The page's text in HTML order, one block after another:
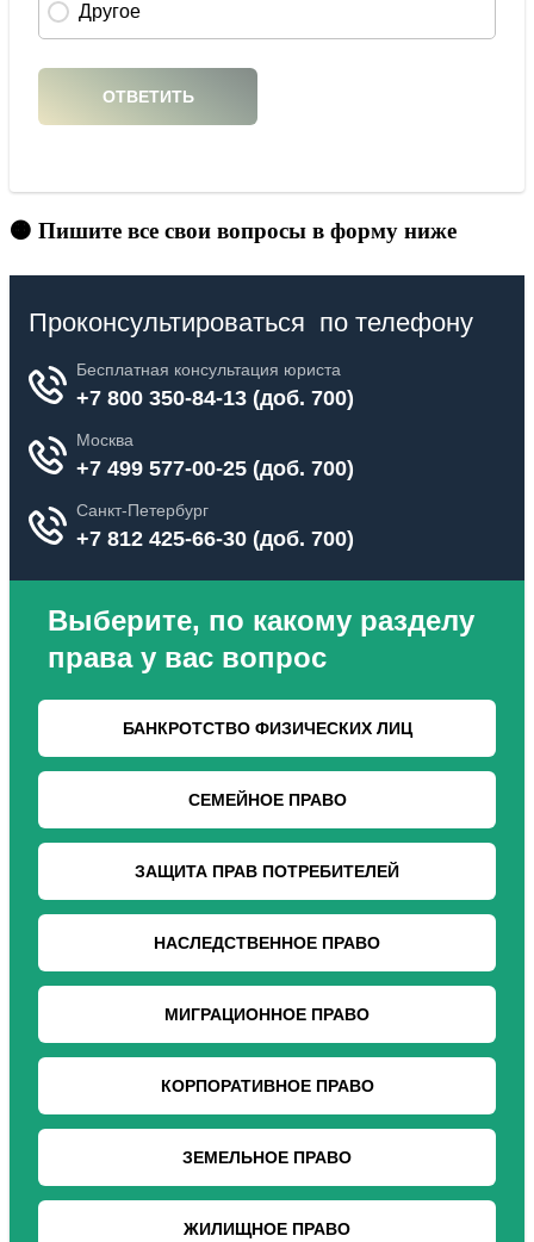
🟠 Пишите все свои вопросы в форму ниже